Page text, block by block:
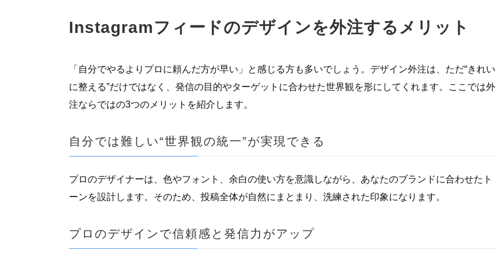
Instagramフィードのデザインを外注するメリット
「自分でやるよりプロに頼んだ方が早い」と感じる方も多いでしょう。デザイン外注は、ただ“きれい
に整える”だけではなく、発信の目的やターゲットに合わせた世界観を形にしてくれます。ここでは外
注ならではの3つのメリットを紹介します。
自分では難しい“世界観の統一”が実現できる
プロのデザイナーは、色やフォント、余白の使い方を意識しながら、あなたのブランドに合わせたト
ーンを設計します。そのため、投稿全体が自然にまとまり、洗練された印象になります。
プロのデザインで信頼感と発信力がアップ